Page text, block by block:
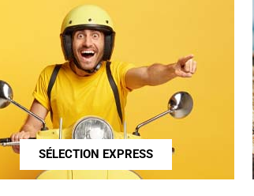
SÉLECTION EXPRESS